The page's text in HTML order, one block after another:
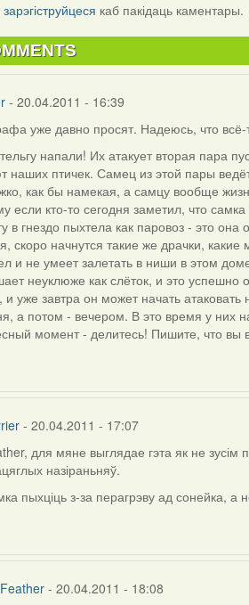
зарэгіструйцеся каб пакідаць каментары.
- 20.04.2011 - 16:39
уже давно просят. Надеюсь, что всё-
напали! Их атакует вторая пара
наших птичек. Самец из этой пары
как бы намекая, а самцу вообще
если кто-то сегодня заметил, что
в гнездо пыхтела как паровоз - это
скоро начнутся такие же драчки,
и не умеет залетать в ниши в этом
неуклюже как слёток, и это успешно
и уже завтра он может начать
а потом - вечером. В это время у них
момент - делитесь! Пишите, что вы
- 20.04.2011 - 17:07
для мяне выглядае гэта як не зусім
назіраньняў.
пыхціць з-за перагрэву ад сонейка, а
Feather - 20.04.2011 - 18:08